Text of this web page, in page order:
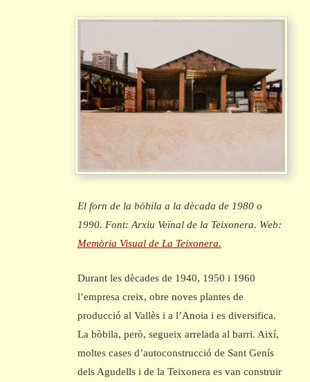
El forn de la bòbila a la dècada de 1980 o
1990. Font: Arxiu Veïnal de la Teixonera. Web:
Memòria Visual de La Teixonera.
Durant les dècades de 1940, 1950 i 1960
l’empresa creix, obre noves plantes de
producció al Vallès i a l’Anoia i es diversifica.
La bòbila, però, segueix arrelada al barri. Així,
moltes cases d’autoconstrucció de Sant Genís
dels Agudells i de la Teixonera es van construir